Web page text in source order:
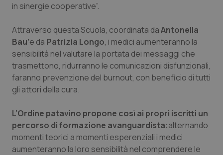
Psoriasi & pelle
Quotidiano Cardiologia
Quotidiano Chirurgia
Quotidiano Oncologia
Quotidiano Pediatria
Rene & patologie urogenitali
in sinergie cooperative”.
Attraverso questa Scuola, coordinata daAntonella
Bau’e da Patrizia Longo, i medici aumenteranno la
sensibilità nel valutare la portata dei messaggi che
trasmettono, ridurranno le comunicazioni disfunzionali,
faranno prevenzione del burnout, con beneficio di tutti
gli attori della cura.
L’Ordine patavino propone così ai propri iscritti un
percorso di formazione avanguardista:alternando
momenti teorici a momenti esperenziali i medici
aumenteranno la loro sensibilità nel comprendere le